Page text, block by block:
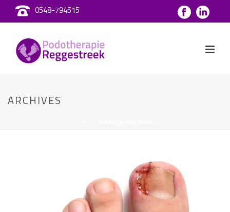
0548-794515
ARCHIVES